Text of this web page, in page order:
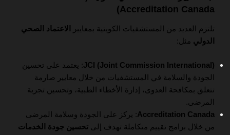
Accreditation Canada)
تلتزم العديد من المستشفيات الكويتية بمعايير
الاعتماد الصحي
الدولي مثل:
JCI (Joint Commission International): يعتمد على تحسين
الجودة والسلامة في المستشفيات من خلال معايير صارمة
تتعلق بمكافحة العدوى، إدارة الأخطاء الطبية، وتحسين تجربة
المرضى.
Accreditation Canada: يركز على الجودة وسلامة المرضى
من خلال برامج تقييم متكاملة تهدف إلى تحسين جودة الخدمات